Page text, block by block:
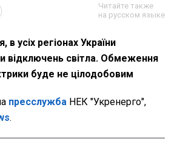
Читайте также
на русском языке
в усіх регіонах України
відключень світла. Обмеження
буде не цілодобовим
пресслужба НЕК "Укренерго",
.